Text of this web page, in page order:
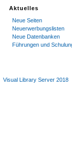
Aktuelles
Neue Seiten
Neuerwerbungslisten
Neue Datenbanken
Führungen und
Visual Library Server 2018